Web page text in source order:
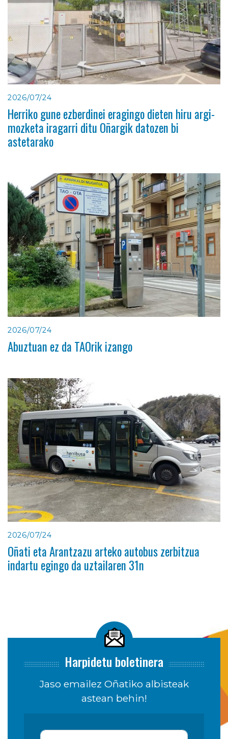
2026/07/24
Herriko gune ezberdinei eragingo dieten hiru argi-
mozketa iragarri ditu Oñargik datozen bi
astetarako
2026/07/24
Abuztuan ez da TAOrik izango
2026/07/24
Oñati eta Arantzazu arteko autobus zerbitzua
indartu egingo da uztailaren 31n
Harpidetu boletinera
Jaso emailez Oñatiko albisteak
astean behin!